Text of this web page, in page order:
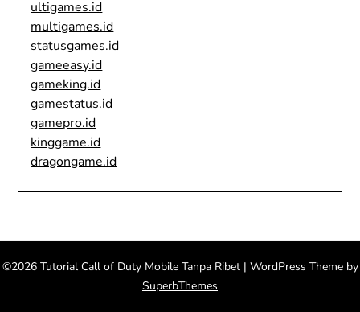
ultigames.id
multigames.id
statusgames.id
gameeasy.id
gameking.id
gamestatus.id
gamepro.id
kinggame.id
dragongame.id
©2026 Tutorial Call of Duty Mobile Tanpa Ribet | WordPress Theme by
SuperbThemes